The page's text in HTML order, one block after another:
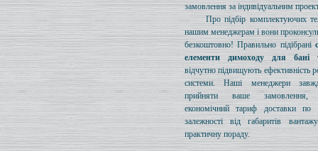
замовлення за індивідуальним
Про підбір комплектуючих
нашим менеджерам і вони
безкоштовно! Правильно підібрані
елементи димоходу для бані
відчутно підвищують ефективність
системи. Наші менеджери
прийняти ваше замовлення,
економічний тариф доставки по
залежності від габаритів
практичну пораду.